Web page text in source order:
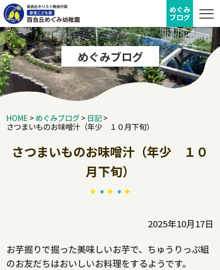
めぐみ
ブログ
めぐみブログ
HOME >めぐみブログ> 日記>
さつまいものお味噌汁（年少 １０月下旬）
さつまいものお味噌汁（年少 １０
月下旬）
2025年10月17日
お芋掘りで掘った美味しいお芋で、ちゅうりっぷ組
のお友だちはおいしいお料理をするようです。